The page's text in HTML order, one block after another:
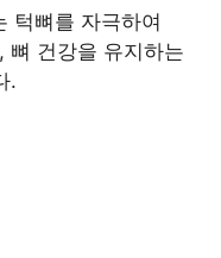
턱뼈를 자극하여
뼈 건강을 유지하는
.